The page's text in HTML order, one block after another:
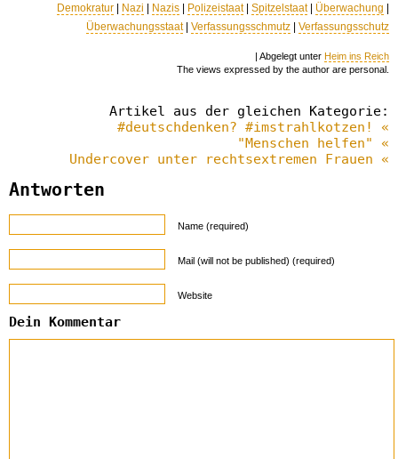
Demokratur Nazi Nazis Polizeistaat| Spitzelstaat| Überwachung
Überwachungsstaat| Verfassungsschmutz Verfassungsschutz
| Abgelegt unter Heim ins Reich
The views expressed by the author are personal.
Artikel aus der gleichen Kategorie:
#deutschdenken? #imstrahlkotzen! «
"Menschen helfen" «
Undercover unter rechtsextremen Frauen «
Antworten
Name (required)
Mail (will not be published) (required)
Website
Dein Kommentar